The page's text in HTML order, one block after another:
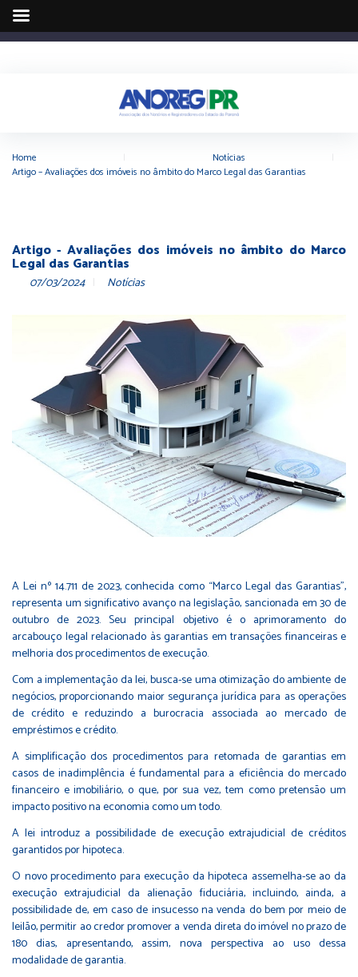
Home Notícias
Artigo – Avaliações dos imóveis no âmbito do Marco Legal das Garantias
Artigo - Avaliações dos imóveis no âmbito do Marco
Legal das Garantias
07/03/2024 Notícias
A Lei nº 14.711 de 2023, conhecida como “Marco Legal das Garantias”,
representa um significativo avanço na legislação, sancionada em 30 de
outubro de 2023. Seu principal objetivo é o aprimoramento do
arcabouço legal relacionado às garantias em transações financeiras e
melhoria dos procedimentos de execução.
Com a implementação da lei, busca-se uma otimização do ambiente de
negócios, proporcionando maior segurança jurídica para as operações
de crédito e reduzindo a burocracia associada ao mercado de
empréstimos e crédito.
A simplificação dos procedimentos para retomada de garantias em
casos de inadimplência é fundamental para a eficiência do mercado
financeiro e imobiliário, o que, por sua vez, tem como pretensão um
impacto positivo na economia como um todo.
A lei introduz a possibilidade de execução extrajudicial de créditos
garantidos por hipoteca.
O novo procedimento para execução da hipoteca assemelha-se ao da
execução extrajudicial da alienação fiduciária, incluindo, ainda, a
possibilidade de, em caso de insucesso na venda do bem por meio de
leilão, permitir ao credor promover a venda direta do imóvel no prazo de
180 dias, apresentando, assim, nova perspectiva ao uso dessa
modalidade de garantia.